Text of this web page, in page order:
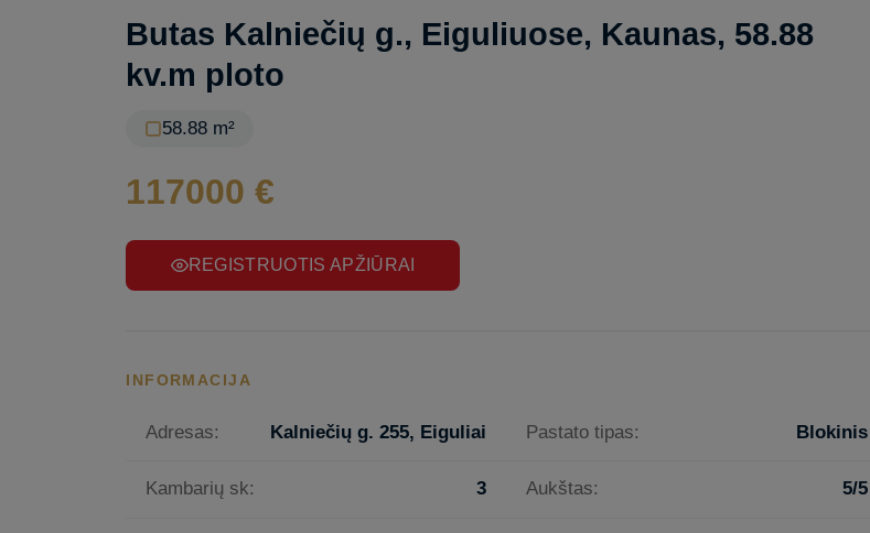
Butas Kalniečių g., Eiguliuose, Kaunas, 58.88
kv.m ploto
58.88 m²
117000 €
REGISTRUOTIS APŽIŪRAI
INFORMACIJA
Adresas: Kalniečių g. 255, Eiguliai Pastato tipas: Blokinis
Kambarių sk: 3 Aukštas: 5/5